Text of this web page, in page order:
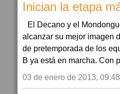
Inician la etapa
El Decano y el
alcanzar su mejor imagen
de pretemporada de los
B ya está en marcha. Con
03 de enero de 2013, 09:48